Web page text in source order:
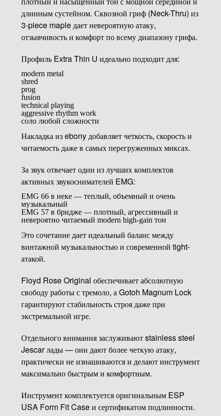
длинным сустейном. Сквозной гриф (Neck-Thru) из
3-piece maple дает невероятную атаку,
отзывчивость и комфорт по всему диапазону грифа.
Профиль Extra Thin U идеально подходит для:
modern metal
shred
prog
fusion
technical playing
aggressive rhythm work
соло любой сложности
Накладка из ebony добавляет четкость, скорость и
читаемость даже в самых перегруженных миксах.
За звук отвечает один из лучших комплектов
активных звукоснимателей EMG:
EMG 66 в неке — теплый, объемный и очень
музыкальный
EMG 57 в бридже — плотный, агрессивный и
невероятно читаемый modern high-gain тон
Это сочетание дает идеальный баланс между
винтажной музыкальностью и современной tight-
атакой.
Floyd Rose Original обеспечивает абсолютную
свободу работы с тремоло, а Gotoh Magnum Lock
гарантируют стабильность строя даже при
экстремальной игре.
Отдельного внимания заслуживают stainless steel
Jescar лады — они дают более четкую атаку,
практически не изнашиваются и делают инструмент
максимально быстрым и комфортным.
Инструмент комплектуется оригинальным ESP
USA Form Fit Case и сертификатом подлинности.